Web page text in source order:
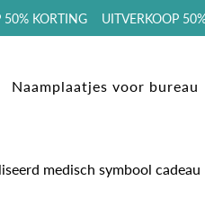
UITVERKOOP
Naamplaatjes voor bureau
medisch symbool cadeau